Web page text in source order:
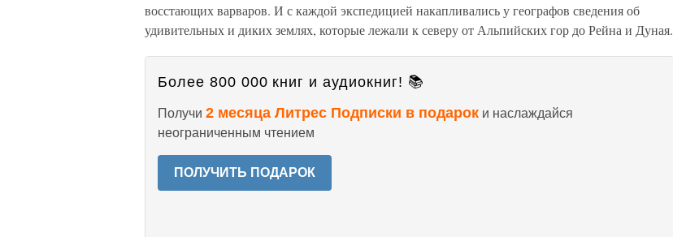
восстающих варваров. И с каждой экспедицией накапливались у географов сведения об
удивительных и диких землях, которые лежали к северу от Альпийских гор до Рейна и Дуная.
Более 800 000 книг и аудиокниг! 📚
Получи 2 месяца Литрес Подписки в подарок и наслаждайся
неограниченным чтением
ПОЛУЧИТЬ ПОДАРОК